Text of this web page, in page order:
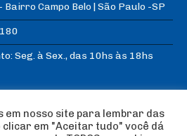
Campo Belo | São Paulo -SP
Seg. à Sex., das 10hs às 18hs
em nosso site para lembrar das
em "Aceitar tudo" você dá